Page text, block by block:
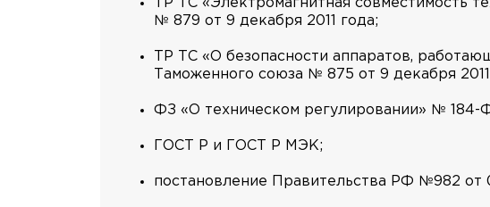
ТР ТС «Электромагнитная совместимость
№ 879 от 9 декабря 2011 года;
ТР ТС «О безопасности аппаратов,
Таможенного союза № 875 от 9 декабря
ФЗ «О техническом регулировании» № 184-
ГОСТ Р и ГОСТ Р МЭК;
постановление Правительства РФ №982 от